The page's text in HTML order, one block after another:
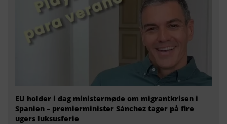
EU holder i dag ministermøde om migrantkrisen i
Spanien – premierminister Sánchez tager på fire
ugers luksusferie